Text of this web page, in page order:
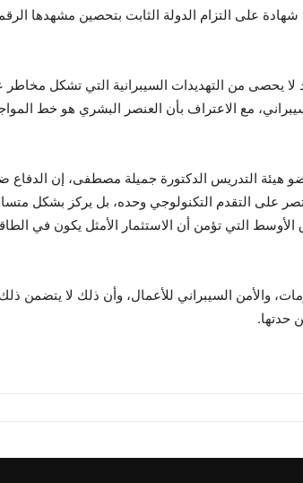
شهادة على التزام الدولة الثابت بتحصين مشهدها
يحصى من التهديدات السيبرانية التي تشكل مخاطر
مع الاعتراف بأن العنصر البشري هو خط
هيئة التدريس الدكتورة جميلة مصطفى، إن الدفاع
يقتصر على التقدم التكنولوجي وحده، بل يركز بشكل
التي تؤمن أن الاستثمار الأمثل يكون في
السيبراني للأعمال، وأن ذلك لا يتضمن ذلك
حدتها.